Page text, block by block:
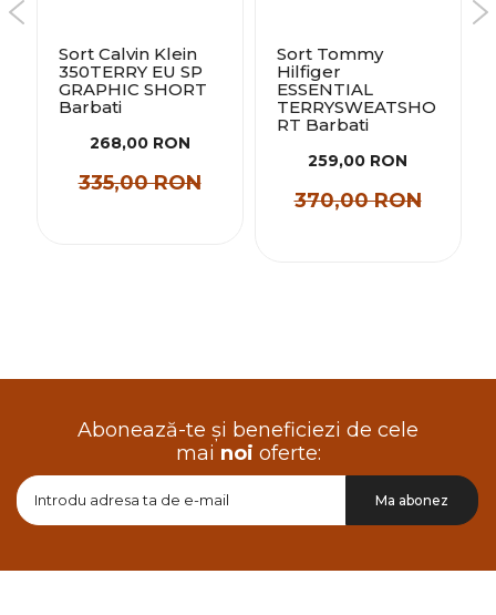
Sort Calvin Klein
350TERRY EU SP
GRAPHIC SHORT
Barbati
268,00 RON
335,00 RON
Sort Tommy
Hilfiger
ESSENTIAL
TERRYSWEATSHO
RT Barbati
259,00 RON
370,00 RON
Abonează-te și beneficiezi de cele
mai noi oferte:
sa
informatii
Ma abonez